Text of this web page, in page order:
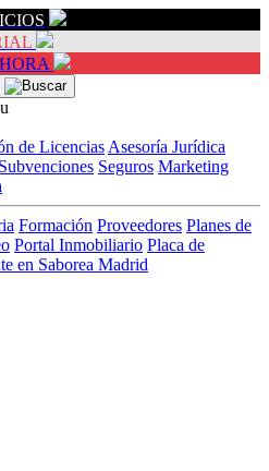
de Licencias Asesoría Jurídica
Seguros Marketing
Formación Proveedores Planes de
Portal Inmobiliario Placa de
en Saborea Madrid